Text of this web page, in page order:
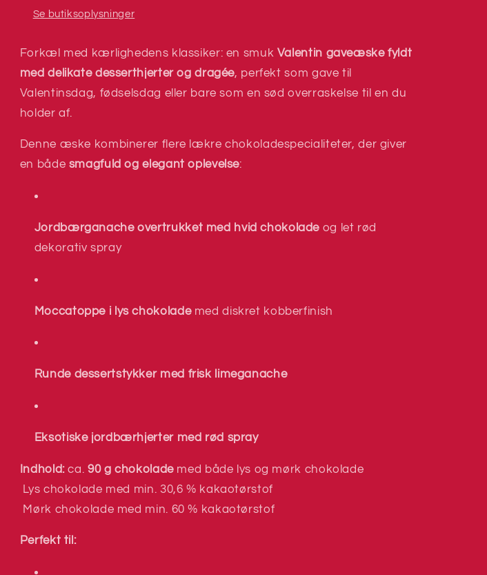
Se butiksoplysninger
Forkæl med kærlighedens klassiker: en smuk Valentin gaveæske fyldt
med delikate desserthjerter og dragée, perfekt som gave til
Valentinsdag, fødselsdag eller bare som en sød overraskelse til en du
holder af.
Denne æske kombinerer flere lækre chokoladespecialiteter, der giver
en både smagfuld og elegant oplevelse:
Jordbærganache overtrukket med hvid chokolade og let rød
dekorativ spray
Moccatoppe i lys chokolademed diskret kobberfinish
Runde dessertstykker med frisk limeganache
Eksotiske jordbærhjerter med rød spray
Indhold:ca. 90 g chokolademed både lys og mørk chokolade
Lys chokolade med min. 30,6 % kakaotørstof
Mørk chokolade med min. 60 % kakaotørstof
Perfekt til: